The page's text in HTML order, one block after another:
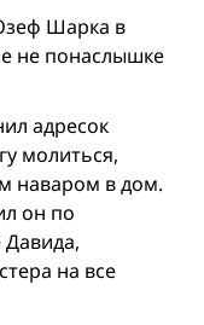
Шарка в
не понаслышке
адресок
молиться,
наваром в дом.
он по
на все